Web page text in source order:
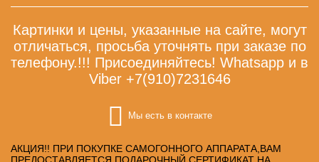
Картинки и цены, указанные на сайте, могут
отличаться, просьба уточнять при заказе по
телефону.!!! Присоединяйтесь! Whatsapp и в
Viber +7(910)7231646
Мы есть в контакте
АКЦИЯ!! ПРИ ПОКУПКЕ САМОГОННОГО АППАРАТА,ВАМ
ПРЕДОСТАВЛЯЕТСЯ ПОДАРОЧНЫЙ СЕРТИФИКАТ НА